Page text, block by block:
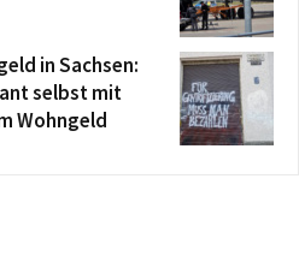
in Sachsen:
selbst mit
Wohngeld